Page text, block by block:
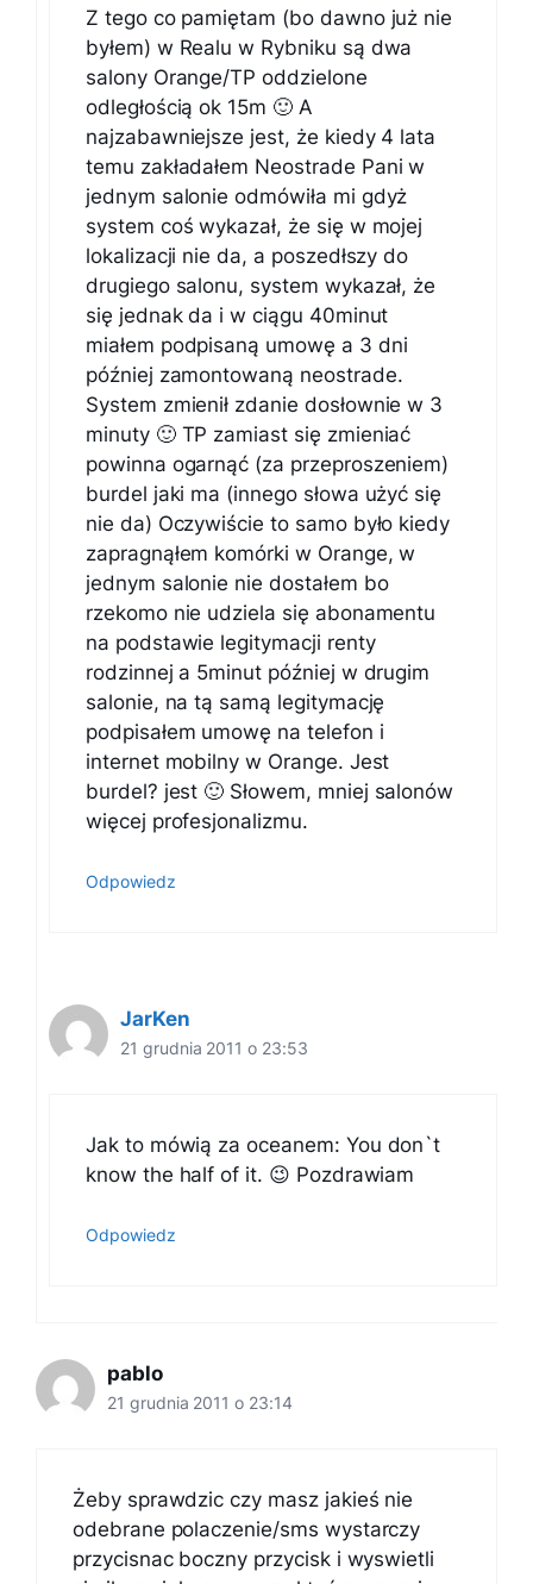
Z tego co pamiętam (bo dawno już nie
byłem) w Realu w Rybniku są dwa
salony Orange/TP oddzielone
odległością ok 15m 🙂 A
najzabawniejsze jest, że kiedy 4 lata
temu zakładałem Neostrade Pani w
jednym salonie odmówiła mi gdyż
system coś wykazał, że się w mojej
lokalizacji nie da, a poszedłszy do
drugiego salonu, system wykazał, że
się jednak da i w ciągu 40minut
miałem podpisaną umowę a 3 dni
później zamontowaną neostrade.
System zmienił zdanie dosłownie w 3
minuty 🙂 TP zamiast się zmieniać
powinna ogarnąć (za przeproszeniem)
burdel jaki ma (innego słowa użyć się
nie da) Oczywiście to samo było kiedy
zapragnąłem komórki w Orange, w
jednym salonie nie dostałem bo
rzekomo nie udziela się abonamentu
na podstawie legitymacji renty
rodzinnej a 5minut później w drugim
salonie, na tą samą legitymację
podpisałem umowę na telefon i
internet mobilny w Orange. Jest
burdel? jest 🙂 Słowem, mniej salonów
więcej profesjonalizmu.
Odpowiedz
JarKen
21 grudnia 2011 o 23:53
Jak to mówią za oceanem: You don`t
know the half of it. 😉 Pozdrawiam
Odpowiedz
pablo
21 grudnia 2011 o 23:14
Żeby sprawdzic czy masz jakieś nie
odebrane polaczenie/sms wystarczy
przycisnac boczny przycisk i wyswietli